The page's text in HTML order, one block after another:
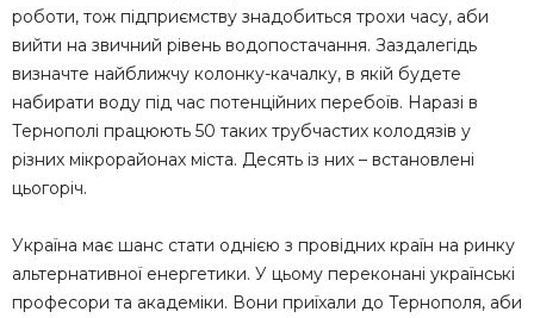
роботи, тож підприємству знадобиться трохи часу, аби
вийти на звичний рівень водопостачання. Заздалегідь
визначте найближчу колонку-качалку, в якій будете
набирати воду під час потенційних перебоїв. Наразі в
Тернополі працюють 50 таких трубчастих колодязів у
різних мікрорайонах міста. Десять із них – встановлені
цьогоріч.
Україна має шанс стати однією з провідних країн на ринку
альтернативної енергетики. У цьому переконані українські
професори та академіки. Вони приїхали до Тернополя, аби